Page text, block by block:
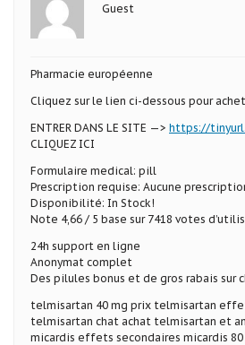
Guest
Pharmacie européenne
Cliquez sur le lien ci-dessous pour
ENTRER DANS LE SITE —> https://
CLIQUEZ ICI
Formulaire medical: pill
Prescription requise: Aucune
Disponibilité: In Stock!
Note 4,66 / 5 base sur 7418 votes
24h support en ligne
Anonymat complet
Des pilules bonus et de gros rabais sur
telmisartan 40 mg prix telmisartan
telmisartan chat achat telmisartan et
micardis effets secondaires micardis